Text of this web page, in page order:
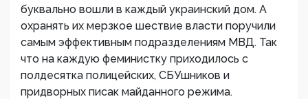
буквально вошли в каждый украинский дом. А
охранять их мерзкое шествие власти поручили
самым эффективным подразделениям МВД. Так
что на каждую феминистку приходилось с
полдесятка полицейских, СБУшников и
придворных писак майданного режима.